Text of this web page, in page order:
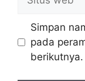
web
Simpan
pada
berikutnya.